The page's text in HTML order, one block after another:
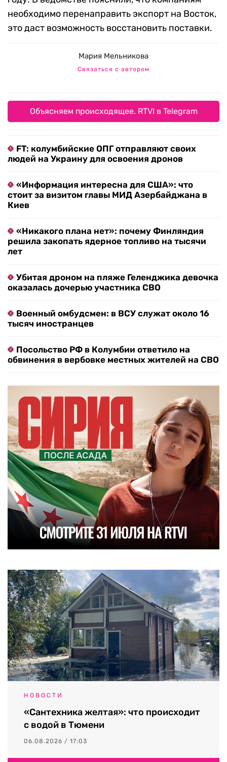
необходимо перенаправить экспорт на Восток,
это даст возможность восстановить поставки.
Мария Мельникова
Связаться с автором
Объясняем происходящее. RTVI в Telegram
FT: колумбийские ОПГ отправляют своих
людей на Украину для освоения дронов
«Информация интересна для США»: что
стоит за визитом главы МИД Азербайджана в
Киев
«Никакого плана нет»: почему Финляндия
решила закопать ядерное топливо на тысячи
лет
Убитая дроном на пляже Геленджика девочка
оказалась дочерью участника СВО
Военный омбудсмен: в ВСУ служат около 16
тысяч иностранцев
Посольство РФ в Колумбии ответило на
обвинения в вербовке местных жителей на СВО
НОВОСТИ
«Сантехника желтая»: что происходит
с водой в Тюмени
06.08.2026 / 17:03